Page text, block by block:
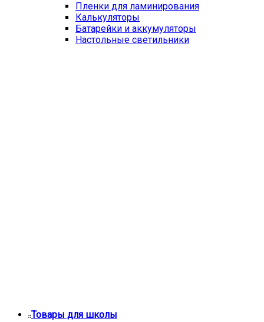
Пленки для ламинирования
Калькуляторы
Батарейки и аккумуляторы
Настольные светильники
Товары для школы